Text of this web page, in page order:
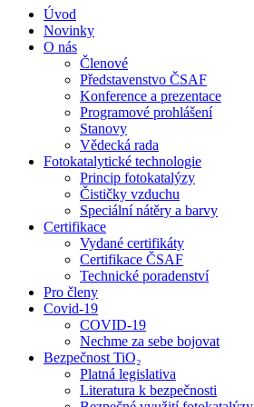
Úvod
Novinky
O nás
Členové
Představenstvo ČSAF
Konference a prezentace
Programové prohlášení
Stanovy
Vědecká rada
Fotokatalytické technologie
Princip fotokatalýzy
Čističky vzduchu
Speciální nátěry a barvy
Certifikace
Vydané certifikáty
Certifikace ČSAF
Technické poradenství
Pro členy
Covid-19
COVID-19
Nechme za sebe bojovat
Bezpečnost TiO₂
Platná legislativa
Literatura k bezpečnosti